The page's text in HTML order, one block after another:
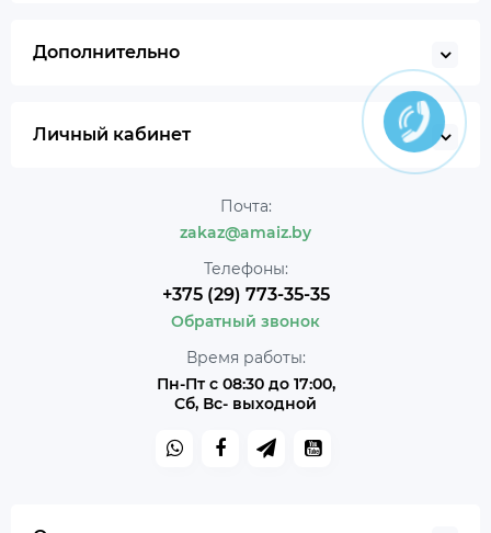
Дополнительно
Личный кабинет
Почта:
zakaz@amaiz.by
Телефоны:
+375 (29) 773-35-35
Обратный звонок
Время работы:
Пн-Пт с 08:30 до 17:00,
Сб, Вс- выходной